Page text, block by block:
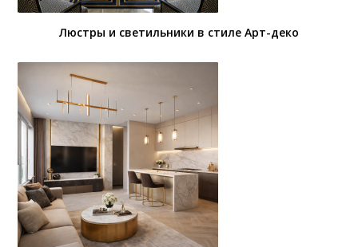
Люстры и светильники в стиле Арт-деко